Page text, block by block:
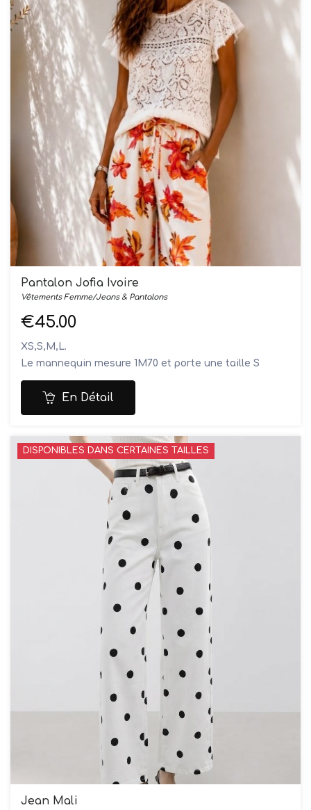
Pantalon Jofia Ivoire
Vêtements Femme/Jeans & Pantalons
€45.00
XS,S,M,L.
Le mannequin mesure 1M70 et porte une taille S
Composition: 100% viscose
Lavage à la main
En Détail
DISPONIBLES DANS CERTAINES TAILLES
Jean Mali